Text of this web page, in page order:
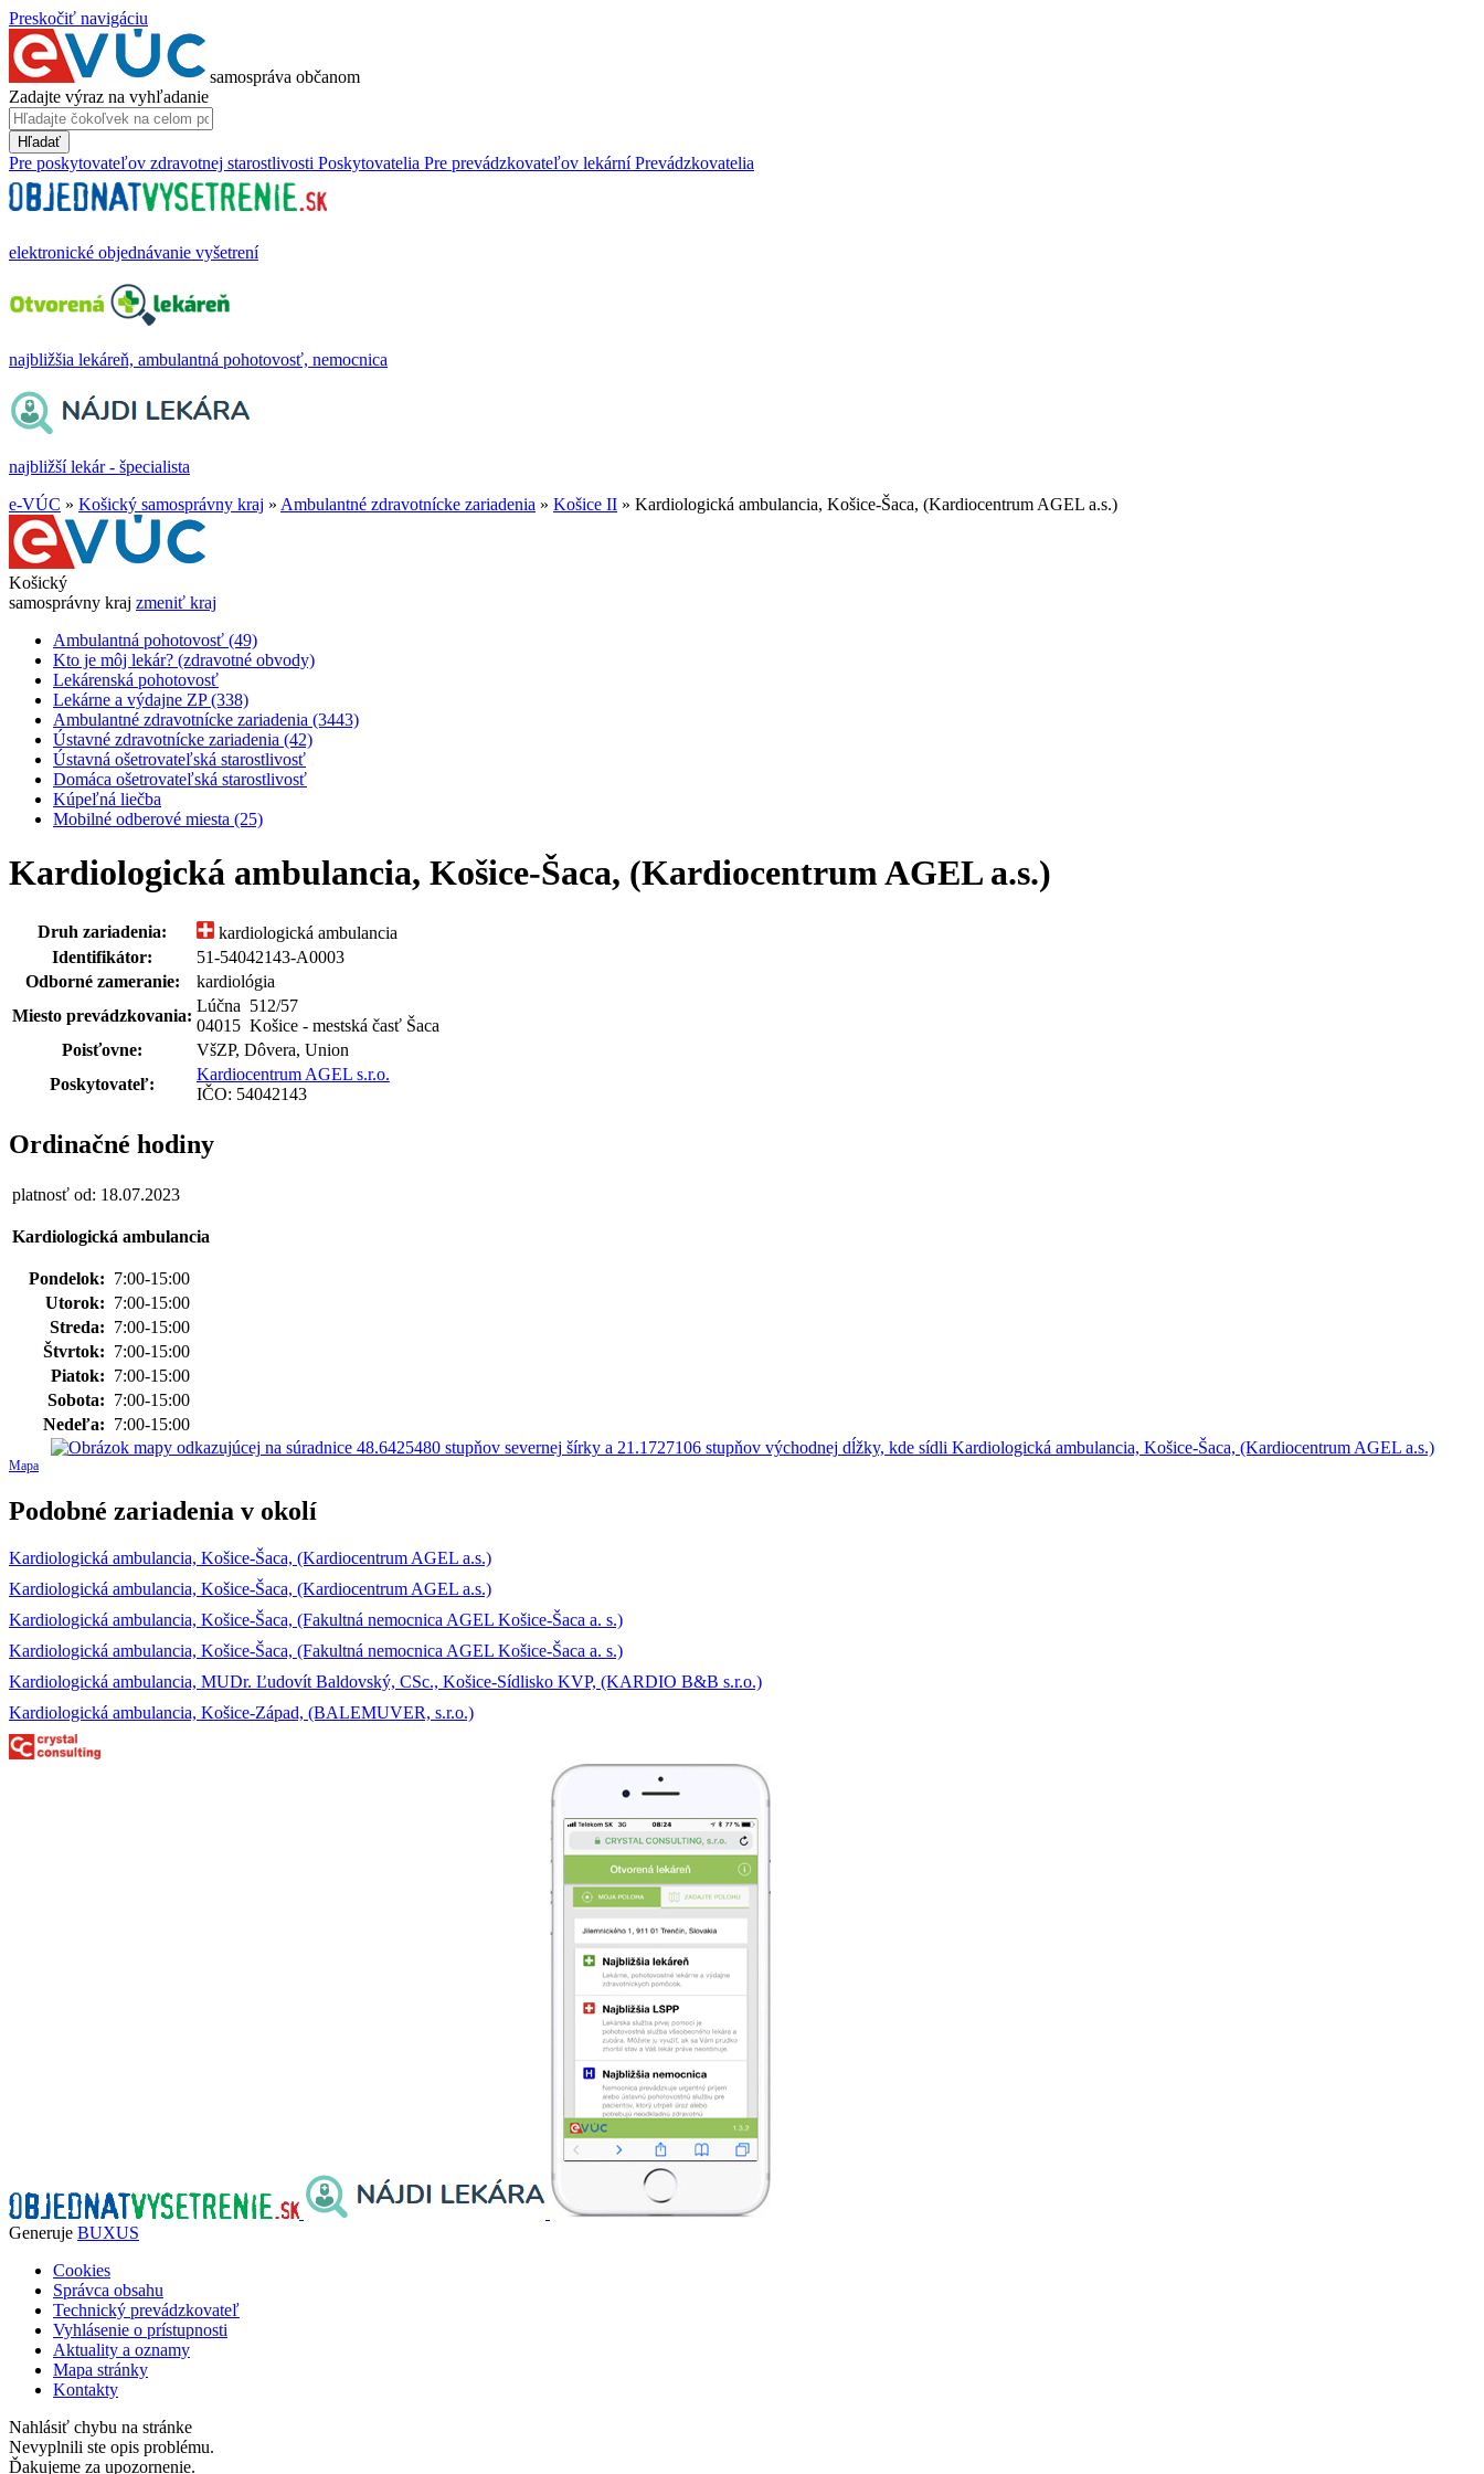
Preskočiť navigáciu
samospráva občanom
Zadajte výraz na vyhľadanie
Hľadať
Pre poskytovateľov zdravotnej starostlivosti Poskytovatelia Pre prevádzkovateľov lekární Prevádzkovatelia
elektronické objednávanie vyšetrení
najbližšia lekáreň, ambulantná pohotovosť, nemocnica
najbližší lekár - špecialista
e-VÚC » Košický samosprávny kraj » Ambulantné zdravotnícke zariadenia » Košice II » Kardiologická ambulancia, Košice-Šaca, (Kardiocentrum AGEL a.s.)
Košický
samosprávny kraj zmeniť kraj
Ambulantná pohotovosť (49)
Kto je môj lekár? (zdravotné obvody)
Lekárenská pohotovosť
Lekárne a výdajne ZP (338)
Ambulantné zdravotnícke zariadenia (3443)
Ústavné zdravotnícke zariadenia (42)
Ústavná ošetrovateľská starostlivosť
Domáca ošetrovateľská starostlivosť
Kúpeľná liečba
Mobilné odberové miesta (25)
Kardiologická ambulancia, Košice-Šaca, (Kardiocentrum AGEL a.s.)
Druh zariadenia:
kardiologická ambulancia
Identifikátor:
51-54042143-A0003
Odborné zameranie:
kardiológia
Miesto prevádzkovania:
Lúčna 512/57
04015 Košice - mestská časť Šaca
Poisťovne:
VšZP, Dôvera, Union
Poskytovateľ:
Kardiocentrum AGEL s.r.o.
IČO: 54042143
Ordinačné hodiny
platnosť od: 18.07.2023
Kardiologická ambulancia
Pondelok: 7:00-15:00
Utorok: 7:00-15:00
Streda: 7:00-15:00
Štvrtok: 7:00-15:00
Piatok: 7:00-15:00
Sobota: 7:00-15:00
Nedeľa: 7:00-15:00
Mapa
Podobné zariadenia v okolí
Kardiologická ambulancia, Košice-Šaca, (Kardiocentrum AGEL a.s.)
Kardiologická ambulancia, Košice-Šaca, (Kardiocentrum AGEL a.s.)
Kardiologická ambulancia, Košice-Šaca, (Fakultná nemocnica AGEL Košice-Šaca a. s.)
Kardiologická ambulancia, Košice-Šaca, (Fakultná nemocnica AGEL Košice-Šaca a. s.)
Kardiologická ambulancia, MUDr. Ľudovít Baldovský, CSc., Košice-Sídlisko KVP, (KARDIO B&B s.r.o.)
Kardiologická ambulancia, Košice-Západ, (BALEMUVER, s.r.o.)
Generuje BUXUS
Cookies
Správca obsahu
Technický prevádzkovateľ
Vyhlásenie o prístupnosti
Aktuality a oznamy
Mapa stránky
Kontakty
Nahlásiť chybu na stránke
Nevyplnili ste opis problému.
Ďakujeme za upozornenie.